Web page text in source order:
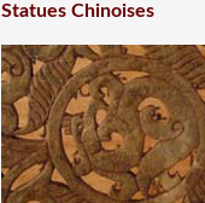
Statues Chinoises